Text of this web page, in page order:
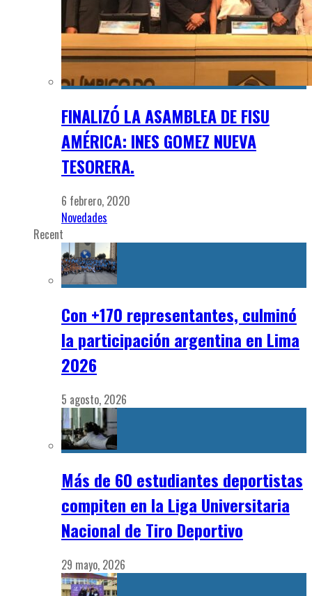
FINALIZÓ LA ASAMBLEA DE FISU
AMÉRICA: INES GOMEZ NUEVA
TESORERA.
6 febrero, 2020
Novedades
Recent
Con +170 representantes, culminó
la participación argentina en Lima
2026
5 agosto, 2026
Más de 60 estudiantes deportistas
compiten en la Liga Universitaria
Nacional de Tiro Deportivo
29 mayo, 2026